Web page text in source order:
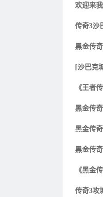
欢迎来
传奇3沙
黑金传
[沙巴克
《王者
黑金传
黑金传
黑金传
《黑金
传奇3攻